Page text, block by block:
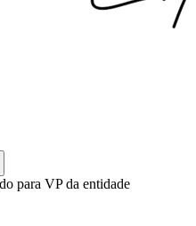
para VP da entidade